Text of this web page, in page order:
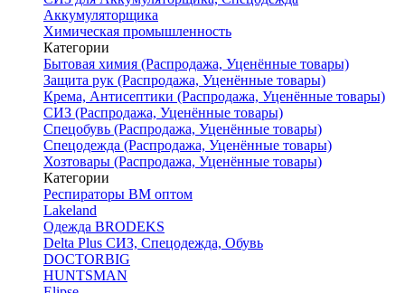
Аккумуляторщика
Химическая промышленность
Категории
Бытовая химия (Распродажа, Уценённые товары)
Защита рук (Распродажа, Уценённые товары)
Крема, Антисептики (Распродажа, Уценённые товары)
СИЗ (Распродажа, Уценённые товары)
Спецобувь (Распродажа, Уценённые товары)
Спецодежда (Распродажа, Уценённые товары)
Хозтовары (Распродажа, Уценённые товары)
Категории
Респираторы ВМ оптом
Lakeland
Одежда BRODEKS
Delta Plus СИЗ, Спецодежда, Обувь
DOCTORBIG
HUNTSMAN